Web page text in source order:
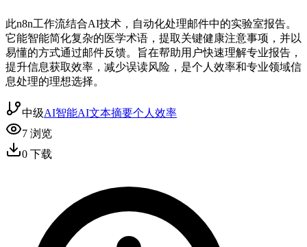
此n8n工作流结合AI技术，自动化处理邮件中的实验室报告。
它能智能简化复杂的医学术语，提取关键健康注意事项，并以
易懂的方式通过邮件反馈。旨在帮助用户快速理解专业报告，
提升信息获取效率，减少误读风险，是个人效率和专业领域信
息处理的理想选择。
中级AI智能AI文本摘要个人效率
7 浏览
0 下载